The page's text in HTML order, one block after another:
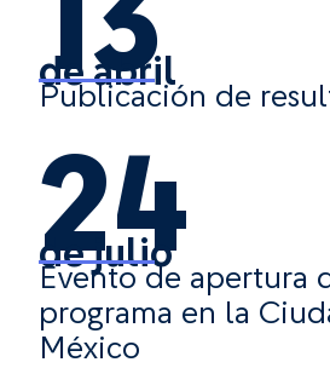
de abril
Publicación de
24
de julio
Evento de apertura
programa en la
México